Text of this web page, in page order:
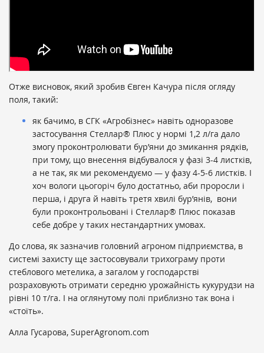
Отже висновок, який зробив Євген Качура після огляду
поля, такий:
як бачимо, в СГК «Агробізнес» навіть одноразове
застосування Стеллар® Плюс у нормі 1,2 л/га дало
змогу проконтролювати бур’яни до змикання рядків,
при тому, що внесення відбувалося у фазі 3-4 листків,
а не так, як ми рекомендуємо — у фазу 4-5-6 листків. І
хоч вологи цьогоріч було достатньо, аби проросли і
перша, і друга й навіть третя хвилі бур’янів, вони
були проконтрольовані і Стеллар® Плюс показав
себе добре у таких нестандартних умовах.
До слова, як зазначив головний агроном підприємства, в
системі захисту ще застосовували трихограму проти
стеблового метелика, а загалом у господарстві
розраховують отримати середню урожайність кукурудзи на
рівні 10 т/га. І на оглянутому полі приблизно так вона і
«стоїть».
Алла Гусарова, SuperAgronom.com